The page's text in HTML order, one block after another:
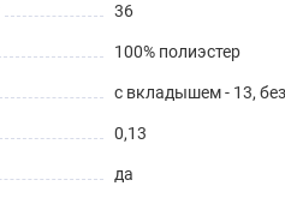
36
100% полиэстер
с вкладышем - 13,
0,13
да